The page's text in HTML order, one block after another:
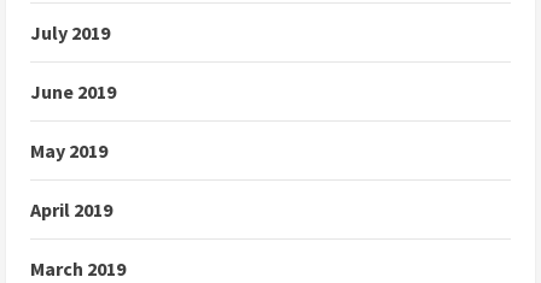
July 2019
June 2019
May 2019
April 2019
March 2019